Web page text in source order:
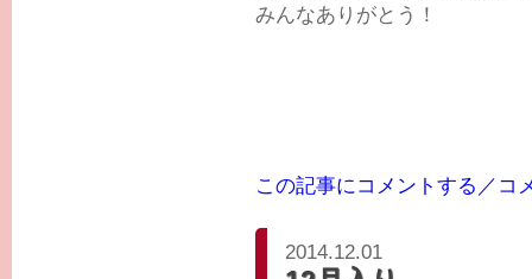
みんなありがとう！
この記事にコメントする／コ
2014.12.01